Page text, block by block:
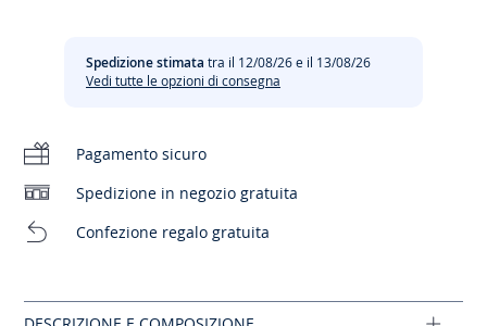
Spedizione stimata tra il 12/08/26 e il 13/08/26
Vedi tutte le opzioni di consegna
Pagamento sicuro
Spedizione in negozio gratuita
Confezione regalo gratuita
Ref: 2042019
Non stirare
Cloro vietato